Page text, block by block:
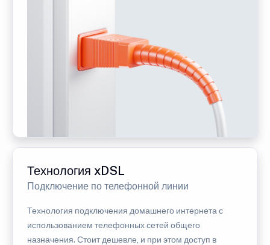
Технология xDSL
Подключение по телефонной линии
Технология подключения домашнего интернета с
использованием телефонных сетей общего
назначения. Стоит дешевле, и при этом доступ в